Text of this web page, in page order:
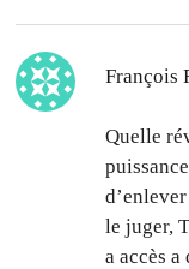
François
Quelle
le juger,
a accès